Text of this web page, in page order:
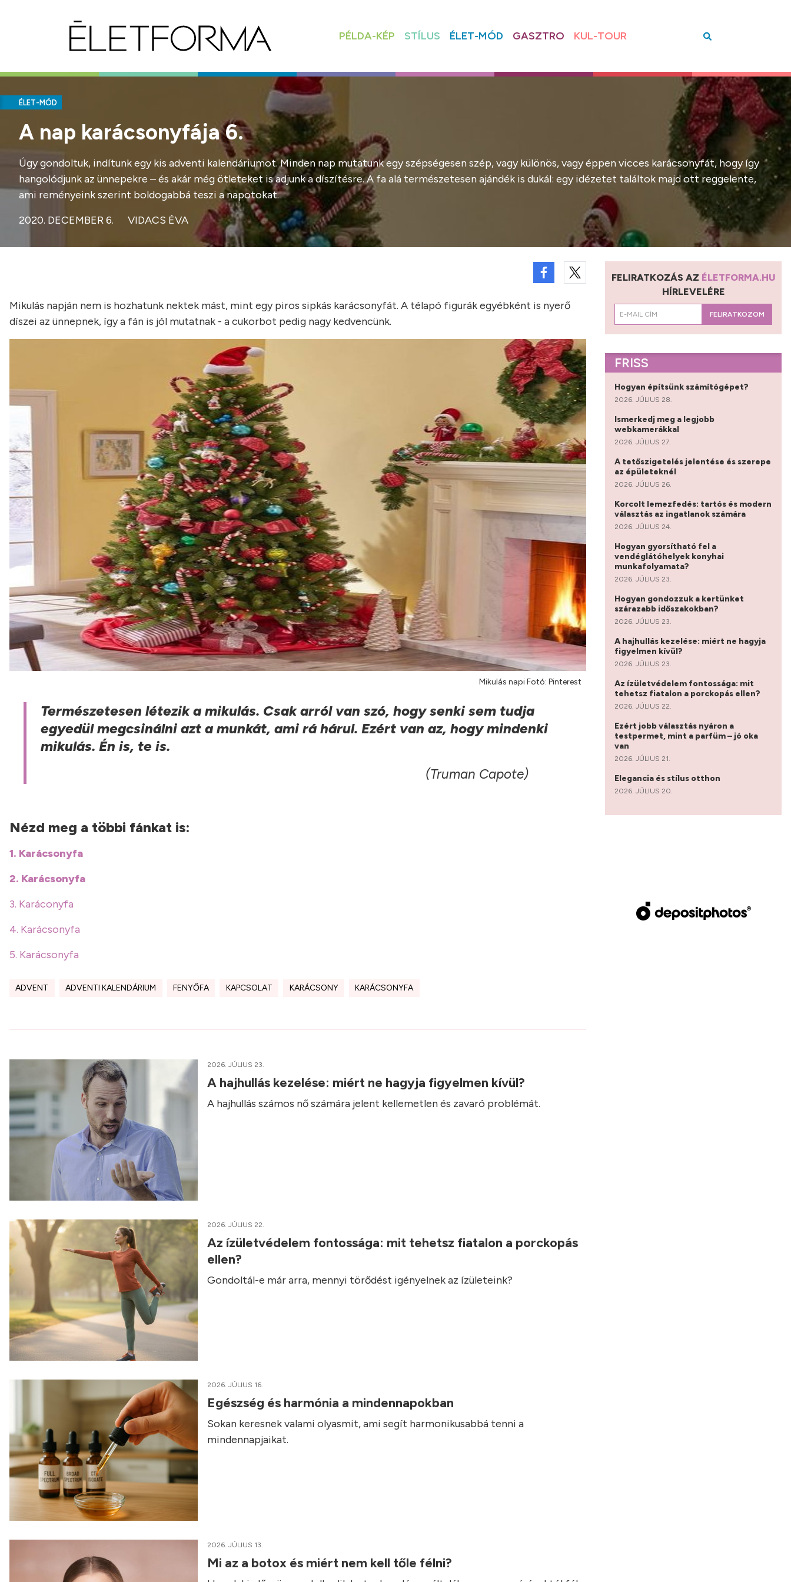
PÉLDA-KÉP STÍLUS ÉLET-MÓD GASZTRO KUL-TOUR
ÉLET-MÓD
A nap karácsonyfája 6.
Úgy gondoltuk, indítunk egy kis adventi kalendáriumot. Minden nap mutatunk egy szépségesen szép, vagy különös, vagy éppen vicces karácsonyfát, hogy így
hangolódjunk az ünnepekre – és akár még ötleteket is adjunk a díszítésre. A fa alá természetesen ajándék is dukál: egy idézetet találtok majd ott reggelente,
ami reményeink szerint boldogabbá teszi a napotokat.
2020. DECEMBER 6.
VIDACS ÉVA
Mikulás napján nem is hozhatunk nektek mást, mint egy piros sipkás karácsonyfát. A télapó figurák egyébként is nyerő
díszei az ünnepnek, így a fán is jól mutatnak - a cukorbot pedig nagy kedvencünk.
Mikulás napi Fotó: Pinterest
Természetesen létezik a mikulás. Csak arról van szó, hogy senki sem tudja
egyedül megcsinálni azt a munkát, ami rá hárul. Ezért van az, hogy mindenki
mikulás. Én is, te is.
(Truman Capote)
Nézd meg a többi fánkat is:
1. Karácsonyfa
2. Karácsonyfa
3. Karáconyfa
4. Karácsonyfa
5. Karácsonyfa
ADVENT ADVENTI KALENDÁRIUM FENYŐFA KAPCSOLAT KARÁCSONY KARÁCSONYFA
2026. JÚLIUS 23.
A hajhullás kezelése: miért ne hagyja figyelmen kívül?
A hajhullás számos nő számára jelent kellemetlen és zavaró problémát.
2026. JÚLIUS 22.
Az ízületvédelem fontossága: mit tehetsz fiatalon a porckopás
ellen?
Gondoltál-e már arra, mennyi törődést igényelnek az ízületeink?
2026. JÚLIUS 16.
Egészség és harmónia a mindennapokban
Sokan keresnek valami olyasmit, ami segít harmonikusabbá tenni a
mindennapjaikat.
2026. JÚLIUS 13.
Mi az a botox és miért nem kell tőle félni?
FELIRATKOZÁS AZ ÉLETFORMA.HU
HÍRLEVELÉRE
FELIRATKOZOM
FRISS
Hogyan építsünk számítógépet?
2026. JÚLIUS 28.
Ismerkedj meg a legjobb
webkamerákkal
2026. JÚLIUS 27.
A tetőszigetelés jelentése és szerepe
az épületeknél
2026. JÚLIUS 26.
Korcolt lemezfedés: tartós és modern
választás az ingatlanok számára
2026. JÚLIUS 24.
Hogyan gyorsítható fel a
vendéglátóhelyek konyhai
munkafolyamata?
2026. JÚLIUS 23.
Hogyan gondozzuk a kertünket
szárazabb időszakokban?
2026. JÚLIUS 23.
A hajhullás kezelése: miért ne hagyja
figyelmen kívül?
2026. JÚLIUS 23.
Az ízületvédelem fontossága: mit
tehetsz fiatalon a porckopás ellen?
2026. JÚLIUS 22.
Ezért jobb választás nyáron a
testpermet, mint a parfüm – jó oka
van
2026. JÚLIUS 21.
Elegancia és stílus otthon
2026. JÚLIUS 20.